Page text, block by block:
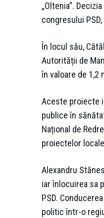
„Oltenia”.
congresului
În locul său,
Autorității de
în valoare de 1,2
Aceste proiecte
publice în
Național de
proiectelor
Alexandru
iar înlocuirea sa
PSD.
politic într-o